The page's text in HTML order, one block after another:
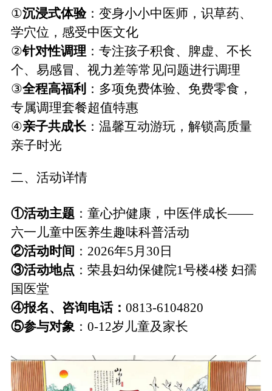
①沉浸式体验：变身小小中医师， 识草药、
学穴位，感受中医文化
②针对性调理 ：专注孩子积食、脾虚、不长
个、易感冒、视力差等常见问题进行调理
③全程高福利 ：多项免费体验、免费零食，
专属调理套餐超值特惠
④亲子共成长 ：温馨互动游玩，解锁高质量
亲子时光
二、 活动详情
①活动主题：童心护健康，中医伴成长——
六一 儿童中医养生趣味科普活动
②活动时间 ： 2026年5月30日
③活动地点 ： 荣县妇幼保健院1号楼4楼 妇孺
国医堂
④报名、咨询电话： 0813-6104820
⑤参与对象 ： 0-12岁儿童及家长